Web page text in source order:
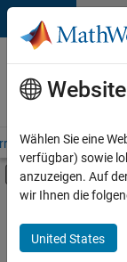
Weiter zum Inhalt
Karriere
bei
MathWorks
– Übersicht
Hauptinhalt
Ausgewählte
Wählen Sie eine
verfügbar) sowie
anzuzeigen. Auf
wir Ihnen die
United States